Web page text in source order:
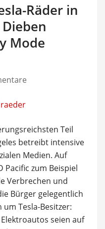
Räder in
Mode
Teil
betreibt intensive
Medien. Auf
Pacific zum Beispiel
Verbrechen und
Bürger gelegentlich
Tesla-Besitzer:
seien auf